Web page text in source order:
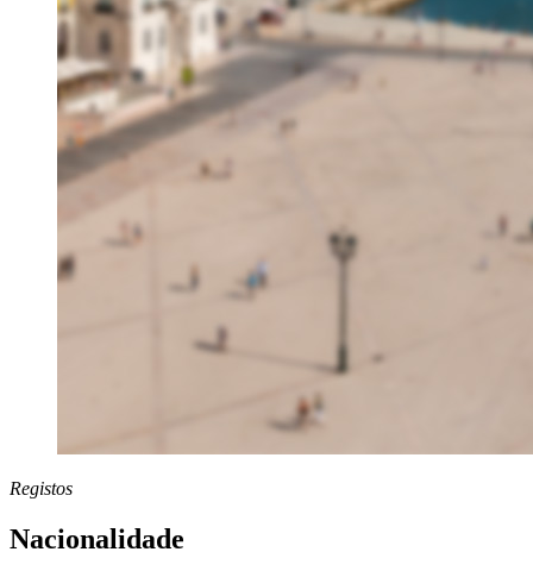
Registos
Nacionalidade